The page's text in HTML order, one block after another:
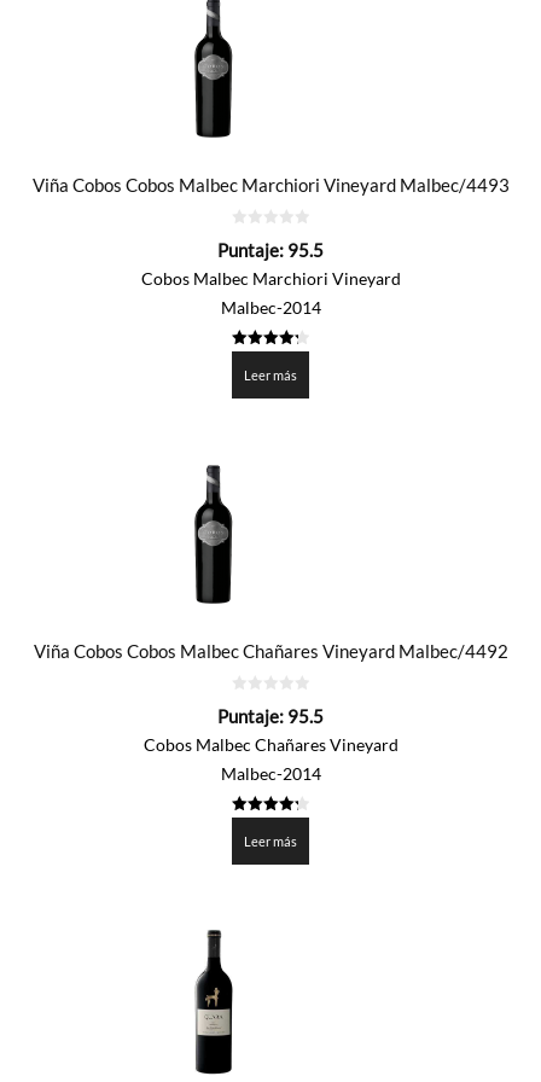
Viña Cobos Cobos Malbec Marchiori Vineyard Malbec/4493
de
Puntaje: 95.5
Cobos Malbec Marchiori Vineyard
Malbec-2014
de 5
Leer más
Viña Cobos Cobos Malbec Chañares Vineyard Malbec/4492
de
Puntaje: 95.5
Cobos Malbec Chañares Vineyard
Malbec-2014
de 5
Leer más